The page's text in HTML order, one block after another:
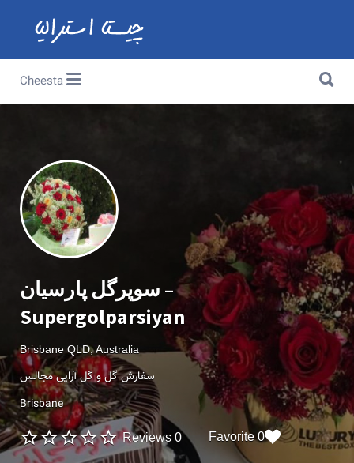
Cheesta
سوپرگل پارسیان –
Supergolparsiyan
Brisbane QLD, Australia
سفارش گل و گل آرایی مجالس
Brisbane
0 Reviews 0 Favorite